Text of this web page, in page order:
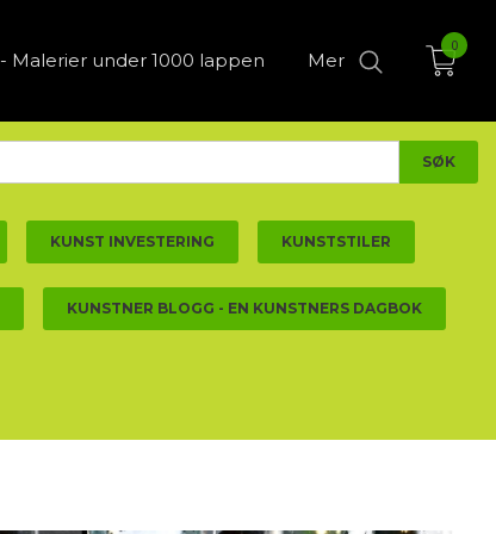
- Malerier under 1000 lappen Mer
0
KUNST INVESTERING KUNSTSTILER
KUNSTNER BLOGG - EN KUNSTNERS DAGBOK